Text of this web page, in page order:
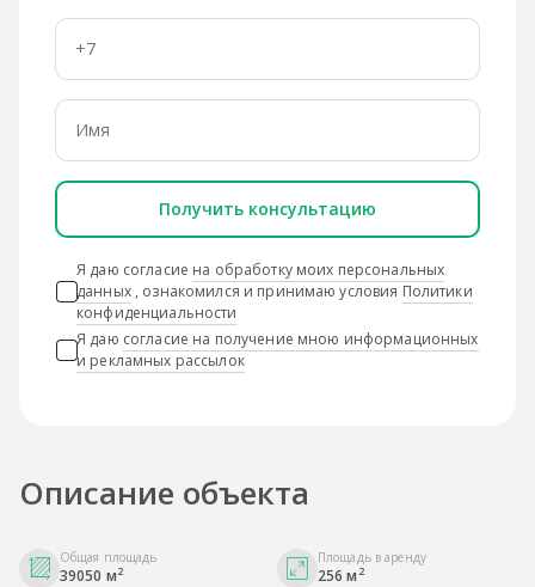
Получить консультацию
Я даю согласие на обработку моих персональных
данных, ознакомился и принимаю условия Политики
конфиденциальности
Я даю согласие на получение мною информационных
и рекламных рассылок
Описание объекта
Общая площадь
39050 м2
Площадь в аренду
256 м 2